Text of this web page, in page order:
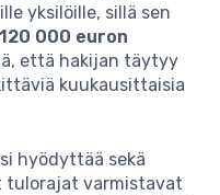
yksilöille, sillä sen
120 000 euron
että hakijan täytyy
kuukausittaisia
hyödyttää sekä
tulorajat varmistavat